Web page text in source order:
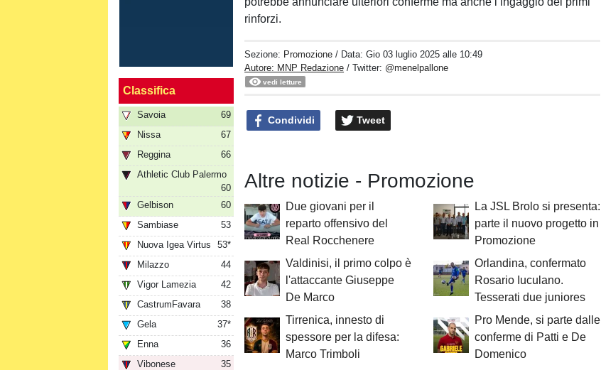
Classifica
Savoia
69
Nissa
67
Reggina
66
Athletic Club Palermo
60
Gelbison
60
Sambiase
53
Nuova Igea Virtus
53*
Milazzo
44
Vigor Lamezia
42
CastrumFavara
38
Gela
37*
Enna
36
Vibonese
35
rinforzi.
Sezione: Promozione / Data:Gio 03 luglio 2025 alle 10:49
Autore: MNP Redazione / Twitter: @menelpallone
vedi letture
Condividi Tweet
Altre notizie - Promozione
Due giovani per il
reparto offensivo del
Real Rocchenere
La JSL Brolo si presenta:
parte il nuovo progetto in
Promozione
Valdinisi, il primo colpo è
l'attaccante Giuseppe
De Marco
Orlandina, confermato
Rosario Iuculano.
Tesserati due juniores
Tirrenica, innesto di
spessore per la difesa:
Marco Trimboli
Pro Mende, si parte dalle
conferme di Patti e De
Domenico